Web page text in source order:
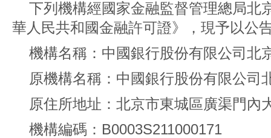
下列機構經國家金融監督管理總局北
華人民共和國金融許可證》，現予以公
機構名稱：中國銀行股份有限公司北
原機構名稱：中國銀行股份有限公司
原住所地址：北京市東城區廣渠門內
機構編碼：B0003S211000171